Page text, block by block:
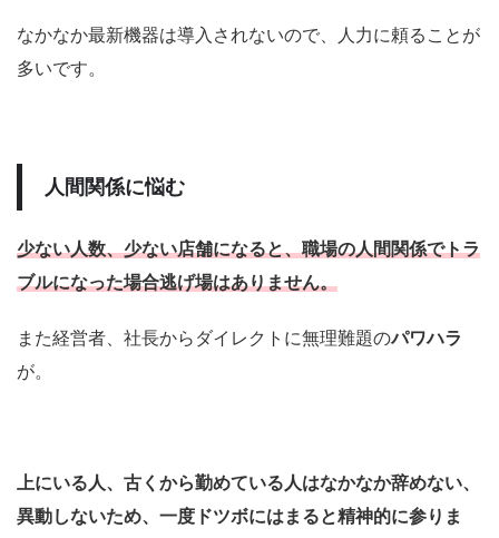
なかなか最新機器は導入されないので、人力に頼ることが
多いです。
人間関係に悩む
少ない人数、少ない店舗になると、職場の人間関係でトラ
ブルになった場合逃げ場はありません。
また経営者、社長からダイレクトに無理難題のパワハラ
が。
上にいる人、古くから勤めている人はなかなか辞めない、
異動しないため、一度ドツボにはまると精神的に参りま